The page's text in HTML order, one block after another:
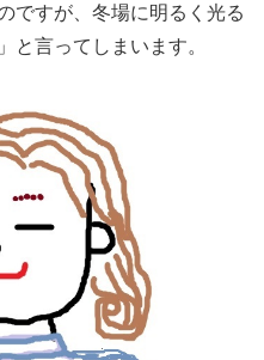
ですが、冬場に明るく光る
と言ってしまいます。